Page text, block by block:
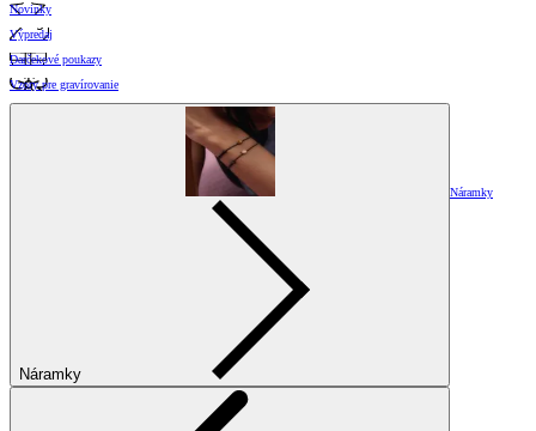
Novinky
Výpredaj
Darčekové poukazy
Vzory pre gravírovanie
Náramky
Náramky